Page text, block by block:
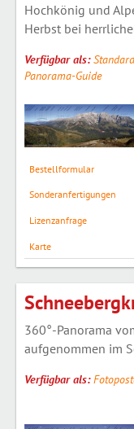
Hochkönig und
Herbst bei
Verfügbar als:
Panorama-Guide
Bestellformular
Sonderanfertigungen
Lizenzanfrage
Karte
360°-Panorama
aufgenommen im
Verfügbar als: